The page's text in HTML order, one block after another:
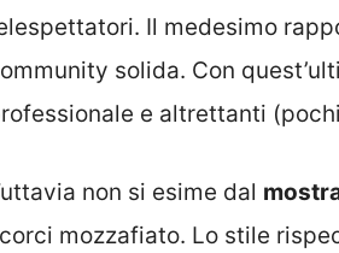
Il medesimo
solida. Con
e altrettanti
non si esime dal
mozzafiato. Lo stile